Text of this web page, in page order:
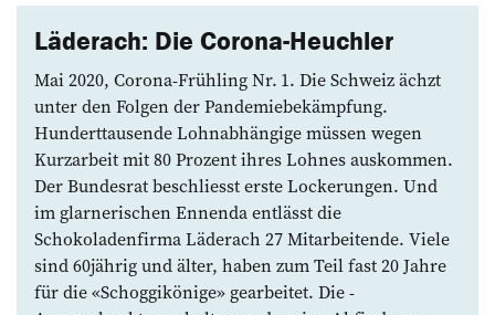
Läderach: Die ­Corona-Heuchler
Mai 2020, Corona-Frühling Nr. 1. Die Schweiz ächzt
unter den Folgen der Pandemiebekämpfung.
Hundert­tausende Lohnabhängige müssen wegen
Kurz­arbeit mit 80 Prozent ­ihres Lohnes auskommen.
Der ­Bundesrat beschliesst ­erste ­Lockerungen. Und
im glarnerischen Ennenda entlässt die
Schokoladenfirma Läderach 27 Mitarbeitende. Viele
sind 60jährig und älter, haben zum Teil fast 20 Jahre
für die «Schoggi­könige» gearbeitet. Die ­